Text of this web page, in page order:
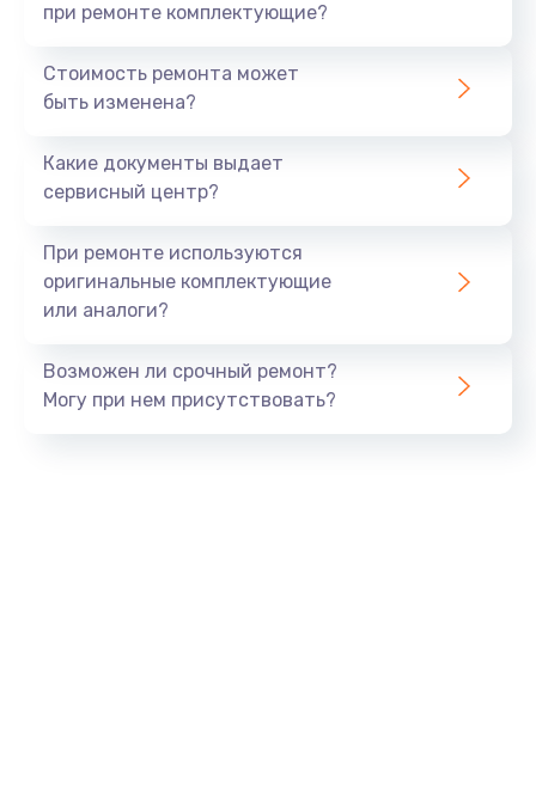
при ремонте комплектующие?
Стоимость ремонта может
быть изменена?
Какие документы выдает
сервисный центр?
При ремонте используются
оригинальные комплектующие
или аналоги?
Возможен ли срочный ремонт?
Могу при нем присутствовать?